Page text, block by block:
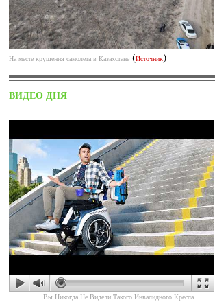
На месте крушения самолета в Казахстане (Источник)
Крокус-сити после теракта ( )
ВИДЕО ДНЯ
Вы Никогда Не Видели Такого Инвалидного Кресла